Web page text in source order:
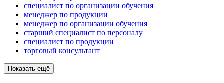
специалист по организации обучения
менеджер по продукции
менеджер по организации обучения
старший специалист по персоналу
специалист по продукции
торговый консультант
Показать ещё